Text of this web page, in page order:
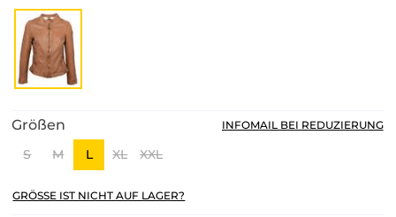
Größen
S M L XL XXL
INFOMAIL BEI REDUZIERUNG
GRÖSSE IST NICHT AUF LAGER?